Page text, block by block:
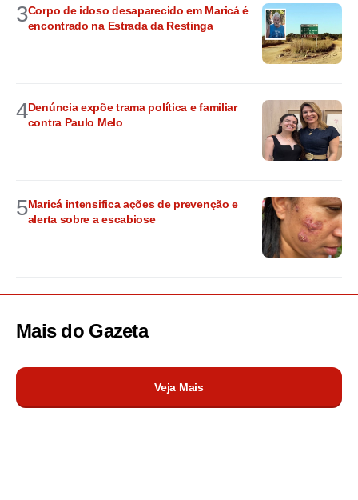
3Corpo de idoso desaparecido em Maricá é
encontrado na Estrada da Restinga
4Denúncia expõe trama política e familiar
contra Paulo Melo
5Maricá intensifica ações de prevenção e
alerta sobre a escabiose
Mais do Gazeta
Veja Mais